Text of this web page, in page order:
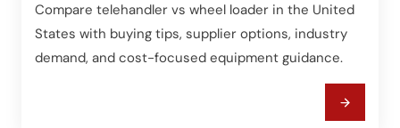
Compare telehandler vs wheel loader in the United
States with buying tips, supplier options, industry
demand, and cost-focused equipment guidance.